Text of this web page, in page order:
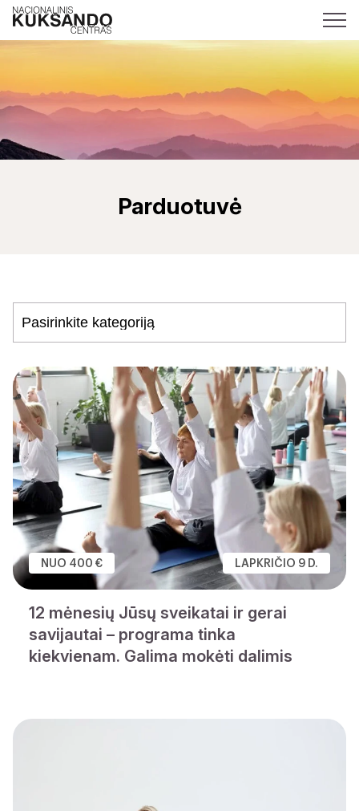
Parduotuvė
NUO 400 € LAPKRIČIO 9 D.
12 mėnesių Jūsų sveikatai ir gerai
savijautai – programa tinka
kiekvienam. Galima mokėti dalimis